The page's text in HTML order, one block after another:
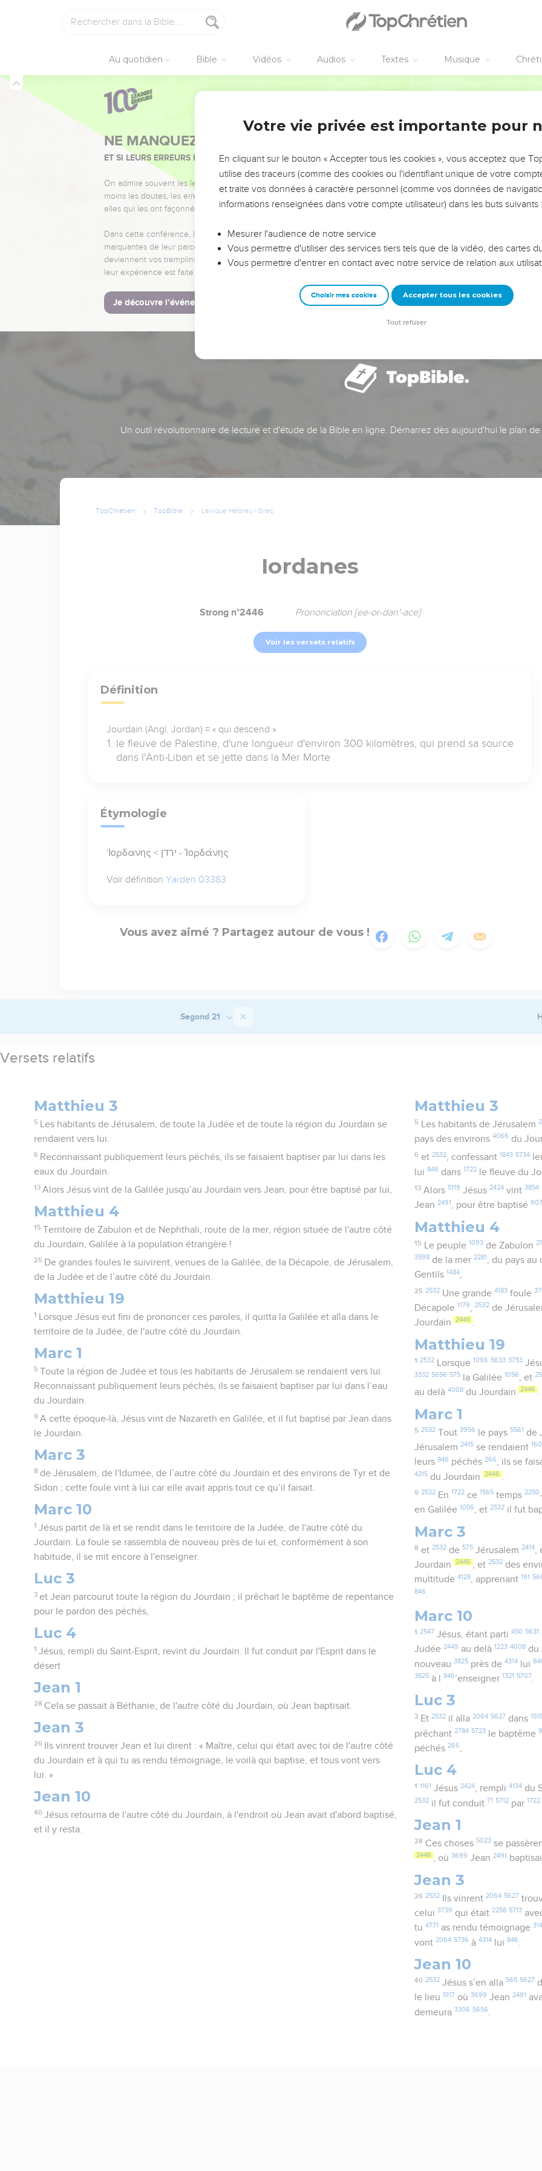
Au quotidien Bible Vidéos Audios Textes Musique
NE MANQUEZ PAS L’ÉVÉNEMENT DE L’ANNÉE !
ET SI LEURS ERREURS POUVAIENT VOUS ÉVITER LES VOTRES ?
On admire souvent les leaders pour leurs réussites, leur impact, leur foi ou leur vision. Mais on voit
moins les doutes, les erreurs et les saisons difficiles qu'ils ont traversés, alors même que ce sont
elles qui les ont façonnés.
Dans cette conférence, leaders, entrepreneurs, et responsables reviennent sur les erreurs
marquantes de leur parcours et les clés pour avancer avec plus de sagesse afin que leurs erreurs
deviennent vos tremplins. Que vous guidiez un ministère, une équipe, un groupe ou une famille,
leur expérience est faite pour vous.
Je découvre l’événement
Un outil révolutionnaire de lecture et d'étude de la Bible en ligne. Démarrez dès aujourd'hui le plan
TopChrétien TopBible Lexique Hébreu / Grec
Iordanes
Strong n°2446 Prononciation [ee-or-dan'-ace]
Voir les versets relatifs
Définition
Jourdain (Angl. Jordan) = « qui descend »
le fleuve de Palestine, d'une longueur d'environ 300 kilomètres, qui prend sa source
dans l'Anti-Liban et se jette dans la Mer Morte
Étymologie
'Ιορδανης < ירדן - Ἰορδάνης
Voir définition Yarden 03383
Vous avez aimé ? Partagez autour de vous !
Segond 21
Versets relatifs
Matthieu 3
5
Les habitants de Jérusalem, de toute la Judée et de toute la région du Jourdain se
rendaient vers lui.
6 Reconnaissant publiquement leurs péchés, ils se faisaient baptiser par lui dans les
eaux du Jourdain.
13 Alors Jésus vint de la Galilée jusqu’au Jourdain vers Jean, pour être baptisé par lui,
Matthieu 4
15 Territoire de Zabulon et de Nephthali, route de la mer, région située de l'autre côté
du Jourdain, Galilée à la population étrangère !
25 De grandes foules le suivirent, venues de la Galilée, de la Décapole, de Jérusalem,
de la Judée et de l’autre côté du Jourdain.
Matthieu 19
1
Lorsque Jésus eut fini de prononcer ces paroles, il quitta la Galilée et alla dans le
territoire de la Judée, de l'autre côté du Jourdain.
Marc 1
5 Toute la région de Judée et tous les habitants de Jérusalem se rendaient vers lui.
Reconnaissant publiquement leurs péchés, ils se faisaient baptiser par lui dans l’eau
du Jourdain.
9 A cette époque-là, Jésus vint de Nazareth en Galilée, et il fut baptisé par Jean dans
le Jourdain.
Marc 3
8 de Jérusalem, de l'Idumée, de l’autre côté du Jourdain et des environs de Tyr et de
Sidon ; cette foule vint à lui car elle avait appris tout ce qu’il faisait.
Marc 10
1 Jésus partit de là et se rendit dans le territoire de la Judée, de l'autre côté du
Jourdain. La foule se rassembla de nouveau près de lui et, conformément à son
habitude, il se mit encore à l'enseigner.
Luc 3
3 et Jean parcourut toute la région du Jourdain ; il prêchait le baptême de repentance
pour le pardon des péchés,
Luc 4
1 Jésus, rempli du Saint-Esprit, revint du Jourdain. Il fut conduit par l'Esprit dans le
désert
Jean 1
28 Cela se passait à Béthanie, de l'autre côté du Jourdain, où Jean baptisait.
Jean 3
26
Ils vinrent trouver Jean et lui dirent : « Maître, celui qui était avec toi de l'autre côté
du Jourdain et à qui tu as rendu témoignage, le voilà qui baptise, et tous vont vers
lui. »
Jean 10
40 Jésus retourna de l'autre côté du Jourdain, à l'endroit où Jean avait d'abord baptisé,
et il y resta.
Matthieu 3
5 Les habitants de Jérusalem
pays des environs4066 du
6 et 2532, confessant 1843 5734
lui846 dans 1722 le fleuve du
13 Alors 5119 Jésus 2424vint 3854
Jean2491 , pour être baptisé907
Matthieu 4
15 Le peuple 1093de Zabulon
3598 de la mer2281 , du pays au
Gentils 1484,
25 2532Une grande 4183foule
Décapole 1179,2532 de
Jourdain 2446 .
Matthieu 19
1 2532Lorsque 1096 5633 3753
3332 5656 575 la Galilée 1056, et
au delà4008 du Jourdain 2446 .
Marc 1
5 2532Tout 3956 le pays 5561 de
Jérusalem2415 se rendaient
leurs846 péchés266, ils se
4215 du Jourdain 2446
9 2532En 1722ce 1565temps 2250
en Galilée 1056, et2532 il fut
Marc 3
8 et 2532de 575Jérusalem 2414,
Jourdain 2446 , et2532 des
multitude4128, apprenant191
846
Marc 10
1 2547 Jésus, étant parti 450 5631
Judée2449 au delà1223 4008 du
nouveau3825 près de4314 lui
3825 à l846’enseigner 1321 5707.
Luc 3
3 Et 2532il alla 2064 5627 dans 1519
prêchant2784 5723 le baptême
péchés266,
Luc 4
1 1161 Jésus 2424, rempli 4134du
2532 il fut conduit 71 5712 par 1722
Jean 1
28 Ces choses 5023se
2446 , où3699 Jean2491
Jean 3
26 2532Ils vinrent 2064 5627
celui3739 qui était2258 5713
tu4771 as rendu témoignage
vont2064 5736 à4314 lui846
Jean 10
40 2532Jésus s’en alla 565 5627
le lieu 5117 où3699 Jean2491
demeura3306 5656
Votre vie privée est importante pour
En cliquant sur le bouton « Accepter tous les cookies », vous acceptez que
utilise des traceurs (comme des cookies ou l'identifiant unique de votre
et traite vos données à caractère personnel (comme vos données de
informations renseignées dans votre compte utilisateur) dans les buts suivants :
Mesurer l'audience de notre service
Vous permettre d'utiliser des services tiers tels que de la vidéo, des cartes
Vous permettre d'entrer en contact avec notre service de relation aux
Choisir mes cookies Accepter tous les cookies
Tout refuser